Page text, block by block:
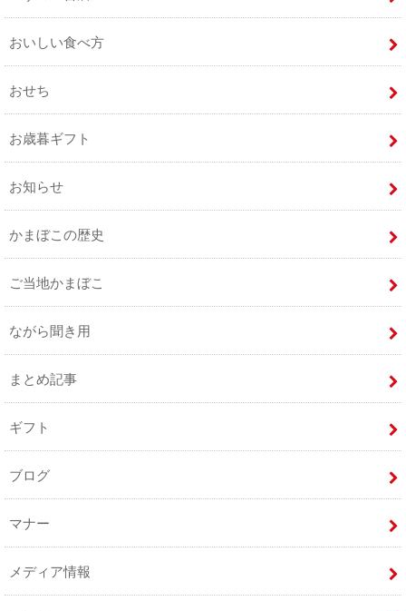
おいしい食べ方
おせち
お歳暮ギフト
お知らせ
かまぼこの歴史
ご当地かまぼこ
ながら聞き用
まとめ記事
ギフト
ブログ
マナー
メディア情報